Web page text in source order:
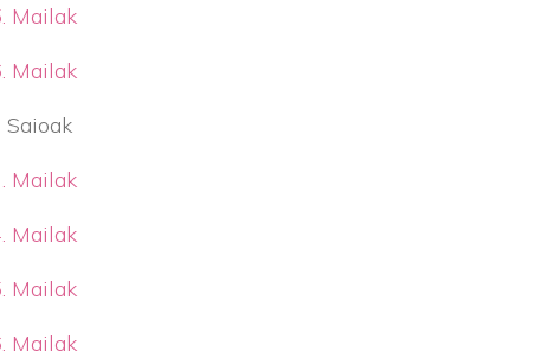
Mailak
Mailak
Saioak
Mailak
Mailak
Mailak
Mailak